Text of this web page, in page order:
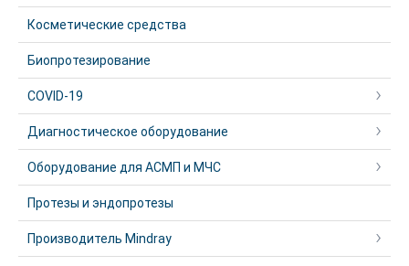
Косметические средства
Биопротезирование
COVID-19
Диагностическое оборудование
Оборудование для АСМП и МЧС
Протезы и эндопротезы
Производитель Mindray